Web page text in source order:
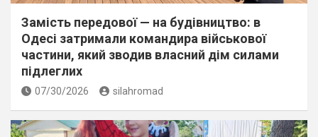
Замість передової — на будівництво: в
Одесі затримали командира військової
частини, який зводив власний дім силами
підлеглих
07/30/2026 silahromad